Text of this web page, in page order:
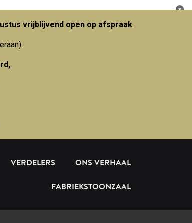
vrijblijvend open op afspraak.
VERDELERS
ONS VERHAAL
FABRIEKSTOONZAAL